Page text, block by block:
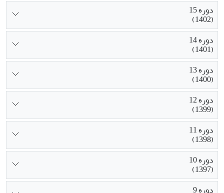
دوره 15
(1402)
دوره 14
(1401)
دوره 13
(1400)
دوره 12
(1399)
دوره 11
(1398)
دوره 10
(1397)
دوره 9